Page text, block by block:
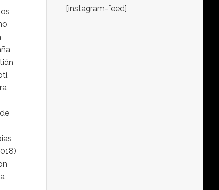
[instagram-feed]